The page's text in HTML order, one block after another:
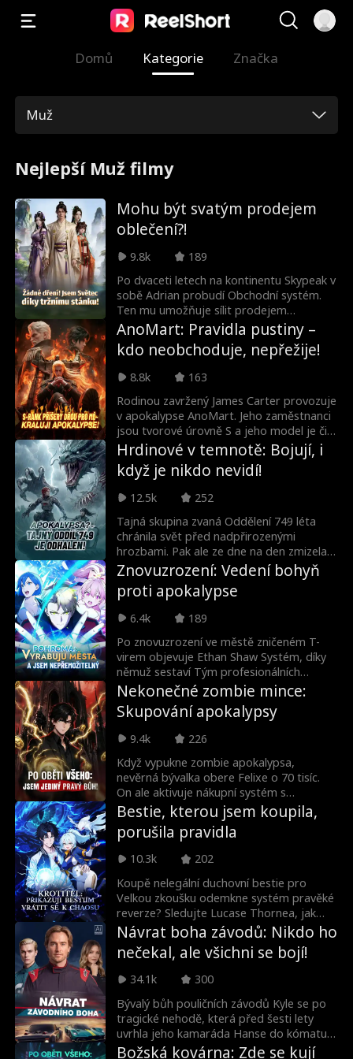
Domů Kategorie Značka
Muž
Nejlepší Muž filmy
Mohu být svatým prodejem
oblečení?!
9.8k
189
Po dvaceti letech na kontinentu Skypeak v
sobě Adrian probudí Obchodní systém.
Ten mu umožňuje sílit prodejem
dámského prádla za absurdních
podmínek. Během snahy o každý obchod
musí navíc čelit rostoucí hrozbě démonů
a naplnit svůj osud – stát se Svatým a
zničit je.
AnoMart: Pravidla pustiny –
kdo neobchoduje, nepřežije!
8.8k
163
Rodinou zavržený James Carter provozuje
v apokalypse AnoMart. Jeho zaměstnanci
jsou tvorové úrovně S a jeho model je čirý
kapitalismus. Mezi obranou před
konkurenčními základnami, vyhýbáním se
atentátům a řízením party monster, která
kupodivu respektují jeho pravidla, buduje
James obchodní impérium. To může
lidstvo zachránit – pokud ovšem Pán
anomálií dřív nezničí planetu.
Hrdinové v temnotě: Bojují, i
když je nikdo nevidí!
12.5k
252
Tajná skupina zvaná Oddělení 749 léta
chránila svět před nadpřirozenými
hrozbami. Pak ale ze dne na den zmizela.
Když konečně vyšla najevo pravda o
mnoha incidentech, lidé pochopili, co
všechno její členové obětovali pro
ochranu běžného života, a vzdali těmto
neznámým hrdinům hold.
Znovuzrození: Vedení bohyň
proti apokalypse
6.4k
189
Po znovuzrození ve městě zničeném T-
virem objevuje Ethan Shaw Systém, díky
němuž sestaví Tým profesionálních
bohyň. Společně vybírají obchody,
hromadí zásoby a bojují proti neustále
mutujícím nemrtvým.
Nekonečné zombie mince:
Skupování apokalypsy
9.4k
226
Když vypukne zombie apokalypsa,
nevěrná bývalka obere Felixe o 70 tisíc.
On ale aktivuje nákupní systém s
nekonečnými Z-mincemi. S neomezeným
bohatstvím v kapse si tak celou
apokalypsu podmaní.
Bestie, kterou jsem koupila,
porušila pravidla
10.3k
202
Koupě nelegální duchovní bestie pro
Velkou zkoušku odemkne systém pravěké
reverze? Sledujte Lucase Thornea, jak
drtí elity, bojuje s Kultem Prvotní bestie,
odhaluje svou minulost a stává se
nejlepším Pánem bestií!
Návrat boha závodů: Nikdo ho
nečekal, ale všichni se bojí!
34.1k
300
Bývalý bůh pouličních závodů Kyle se po
tragické nehodě, která před šesti lety
uvrhla jeho kamaráda Hanse do kómatu,
stáhl do ústraní a začal se živit jako kurýr.
Božská kovárna: Zde se kují